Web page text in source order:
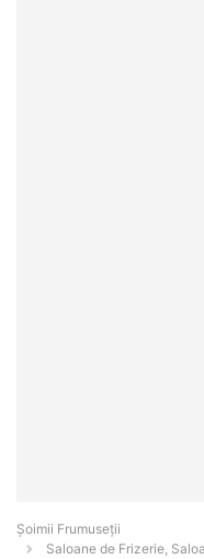
Șoimii Frumuseții
Saloane de Frizerie,